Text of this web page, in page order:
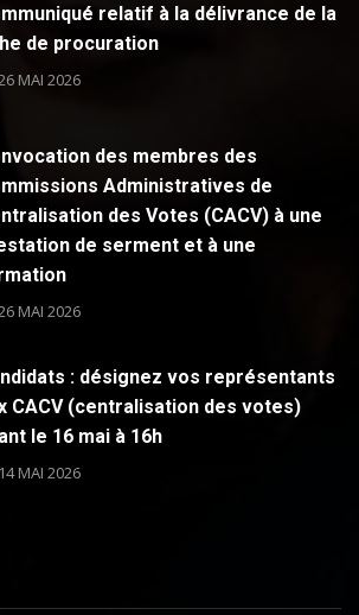
relatif à la délivrance de la
de procuration
MAI 2026
des membres des
Administratives de
des Votes (CACV) à une
de serment et à une
MAI 2026
: désignez vos représentants
CACV (centralisation des votes)
le 16 mai à 16h
14 MAI 2026